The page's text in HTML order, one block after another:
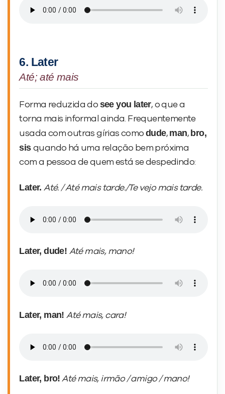
6. Later
Até; até mais
Forma reduzida do see you later, o que a
torna mais informal ainda. Frequentemente
usada com outras gírias como dude, man, bro,
sis quando há uma relação bem próxima
com a pessoa de quem está se despedindo:
Later. Até. / Até mais tarde./Te vejo mais tarde.
Later, dude! Até mais, mano!
Later, man! Até mais, cara!
Later, bro! Até mais, irmão / amigo / mano!